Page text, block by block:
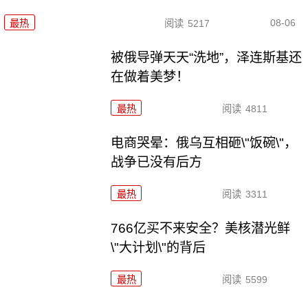
最热 阅读 5217 08-06
被俄导弹天天“洗地”，泽连斯基还
在做着美梦！
最热 阅读 4811
电商哭晕：俄乌互相砸\"饭碗\"，
战争已没有后方
最热 阅读 3311
766亿买不来安全？美核潜光鲜
\"大计划\"的背后
最热 阅读 5599